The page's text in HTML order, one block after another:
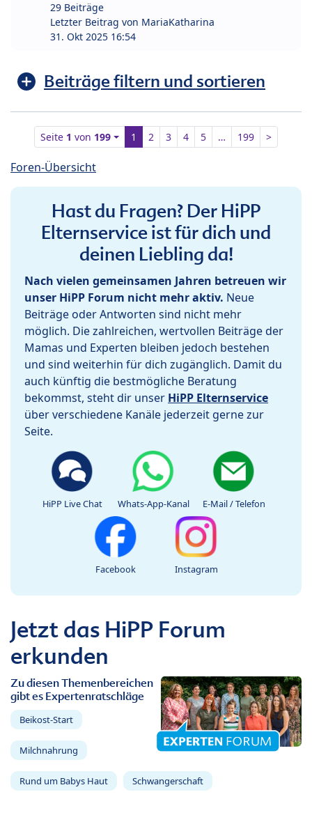
29 Beiträge
Letzter Beitrag von MariaKatharina
31. Okt 2025 16:54
Beiträge filtern und sortieren
Seite 1 von 199 1 2 3 4 5 … 199 >
Foren-Übersicht
Hast du Fragen? Der HiPP
Elternservice ist für dich und
deinen Liebling da!
Nach vielen gemeinsamen Jahren betreuen wir
unser HiPP Forum nicht mehr aktiv. Neue
Beiträge oder Antworten sind nicht mehr
möglich. Die zahlreichen, wertvollen Beiträge der
Mamas und Experten bleiben jedoch bestehen
und sind weiterhin für dich zugänglich. Damit du
auch künftig die bestmögliche Beratung
bekommst, steht dir unser HiPP Elternservice
über verschiedene Kanäle jederzeit gerne zur
Seite.
HiPP Live Chat Whats-App-Kanal E-Mail / Telefon
Facebook Instagram
Jetzt das HiPP Forum
erkunden
Zu diesen Themenbereichen
gibt es Expertenratschläge
Beikost-Start
Milchnahrung
Rund um Babys Haut Schwangerschaft